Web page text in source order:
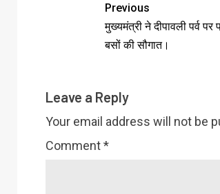
Previous
मुख्यमंत्री ने दीपावली पर्व
बसों की सौगात।
Leave a Reply
Your email address will not be
Comment*